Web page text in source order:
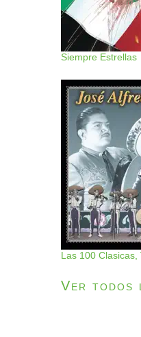
Siempre Estrellas
Las 100 Clasicas,
Ver todos